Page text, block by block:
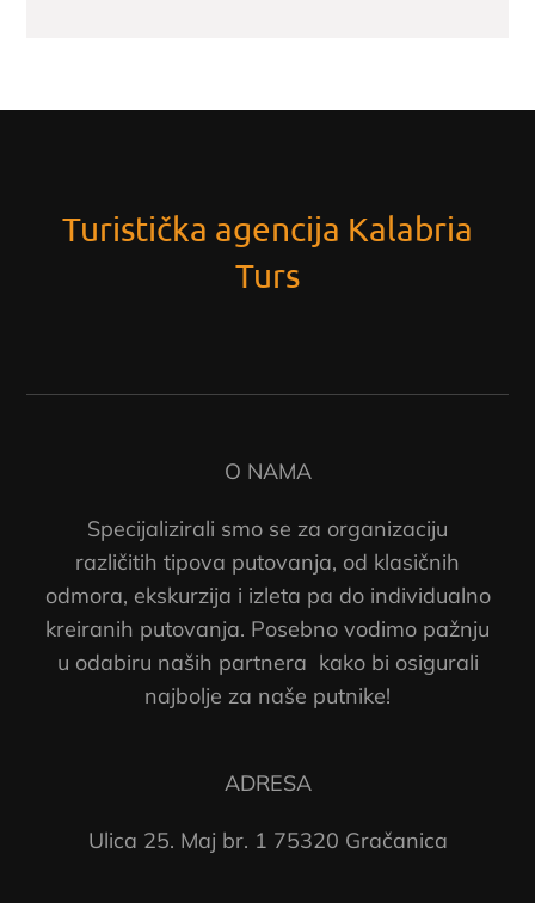
Turistička agencija Kalabria
Turs
O NAMA
Specijalizirali smo se za organizaciju
različitih tipova putovanja, od klasičnih
odmora, ekskurzija i izleta pa do individualno
kreiranih putovanja. Posebno vodimo pažnju
u odabiru naših partnera kako bi osigurali
najbolje za naše putnike!
ADRESA
Ulica 25. Maj br. 1 75320 Gračanica